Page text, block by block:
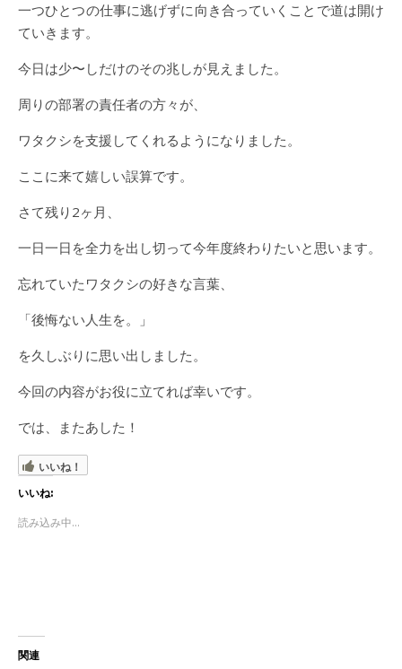
一つひとつの仕事に逃げずに向き合っていくことで道は開け
ていきます。
今日は少〜しだけのその兆しが見えました。
周りの部署の責任者の方々が、
ワタクシを支援してくれるようになりました。
ここに来て嬉しい誤算です。
さて残り2ヶ月、
一日一日を全力を出し切って今年度終わりたいと思います。
忘れていたワタクシの好きな言葉、
「後悔ない人生を。」
を久しぶりに思い出しました。
今回の内容がお役に立てれば幸いです。
では、またあした！
いいね！
いいね:
読み込み中...
関連